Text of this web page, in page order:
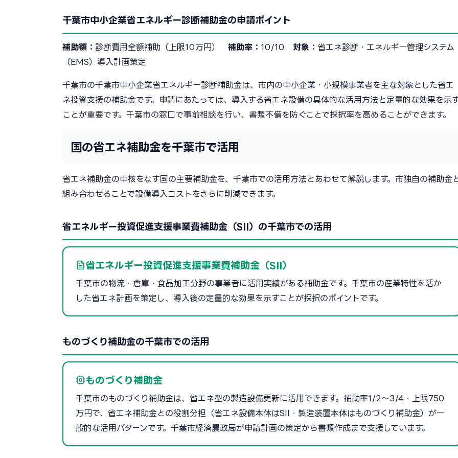
千葉市中小企業省エネルギー診断補助金の申請ポイント
補助額： 診断費用全額補助（上限10万円） 補助率： 10/10 対象： 省エネ診断・エネルギー管理システム
（EMS）導入計画策定
千葉市の千葉市中小企業省エネルギー診断補助金は、市内の中小企業・小規模事業者を主な対象とした省エ
ネ投資支援の補助金です。申請にあたっては、導入する省エネ設備の具体的な活用方法と定量的な効果を示
ことが重要です。千葉市の窓口で事前相談を行い、書類不備を防ぐことで採択率を高めることができます。
国の省エネ補助金を千葉市で活用
省エネ補助金の中核をなす国の主要補助金を、千葉市での活用方法とあわせて解説します。市独自の補助金
組み合わせることで設備導入コストをさらに削減できます。
省エネルギー投資促進支援事業費補助金（SII）の千葉市での活用
省エネルギー投資促進支援事業費補助金（SII）
千葉市の物流・倉庫・食品加工分野の事業者に活用実績がある補助金です。千葉市の産業特性を活か
した省エネ計画を策定し、導入後の定量的な効果を示すことが採択のポイントです。
ものづくり補助金の千葉市での活用
ものづくり補助金
千葉市のものづくり補助金は、省エネ型の製造設備更新に活用できます。補助率1/2〜3/4・上限750
万円で、省エネ補助金との役割分担（省エネ設備本体はSII・製造装置本体はものづくり補助金）が一
般的な活用パターンです。千葉市経済農政局が申請計画の策定から書類作成まで支援しています。